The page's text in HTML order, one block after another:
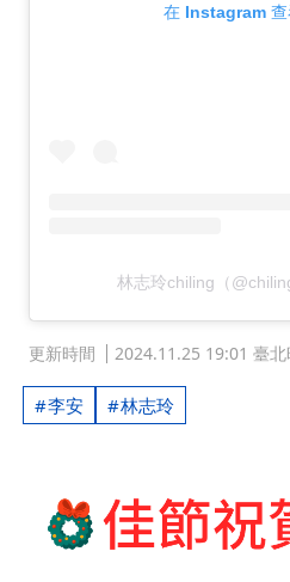
在 Instagram 查
林志玲chiling（
更新時間 2024.11.25 19:01 臺北
李安 林志玲